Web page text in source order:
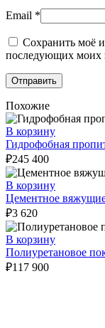
Email *
Сохранить моё
последующих моих
Похожие
В корзину
Гидрофобная
₽245 400
В корзину
Цементное
₽3 620
В корзину
Полиуретановое
₽117 900